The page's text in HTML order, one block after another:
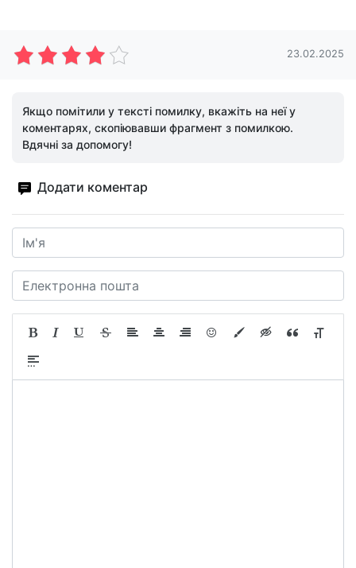
23.02.2025
Якщо помітили у тексті помилку, вкажіть на неї у
коментарях, скопіювавши фрагмент з помилкою.
Вдячні за допомогу!
Додати коментар